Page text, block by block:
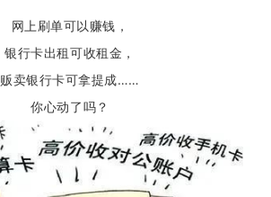
网上刷单可以赚钱，
银行卡出租可收租金，
贩卖银行卡可拿提成……
你心动了吗？